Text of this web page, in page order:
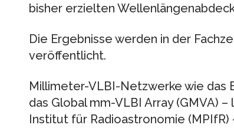
bisher erzielten
Die Ergebnisse werden in der
veröffentlicht.
Millimeter-VLBI-Netzwerke wie das
das Global mm-VLBI Array (GMVA)
Institut für Radioastronomie (MPIfR)